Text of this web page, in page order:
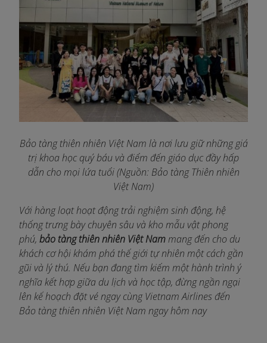
Bảo tàng thiên nhiên Việt Nam là nơi lưu giữ những giá
trị khoa học quý báu và điểm đến giáo dục đầy hấp
dẫn cho mọi lứa tuổi (Nguồn: Bảo tàng Thiên nhiên
Việt Nam)
Với hàng loạt hoạt động trải nghiệm sinh động, hệ
thống trưng bày chuyên sâu và kho mẫu vật phong
phú, bảo tàng thiên nhiên Việt Nammang đến cho du
khách cơ hội khám phá thế giới tự nhiên một cách gần
gũi và lý thú. Nếu bạn đang tìm kiếm một hành trình ý
nghĩa kết hợp giữa du lịch và học tập, đừng ngần ngại
lên kế hoạch đặt vé ngay cùng Vietnam Airlines đến
Bảo tàng thiên nhiên Việt Nam ngay hôm nay